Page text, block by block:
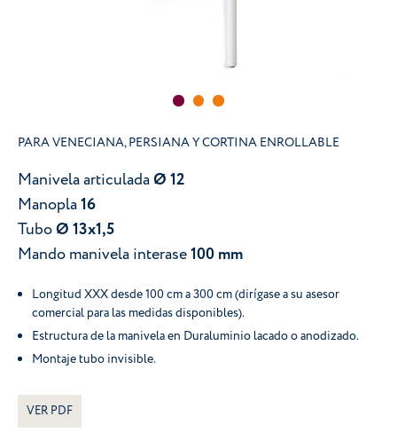
PARA VENECIANA, PERSIANA Y CORTINA ENROLLABLE
Manivela articuladaØ 12
Manopla16
TuboØ 13x1,5
Mando manivela interase100 mm
Longitud XXX desde 100 cm a 300 cm (dirígase a su asesor
comercial para las medidas disponibles).
Estructura de la manivela en Duraluminio lacado o anodizado.
Montaje tubo invisible.
VER PDF